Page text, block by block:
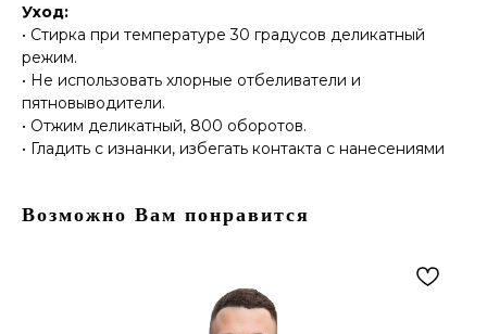
Уход:
• Стирка при температуре 30 градусов деликатный
режим.
• Не использовать хлорные отбеливатели и
пятновыводители.
• Отжим деликатный, 800 оборотов.
• Гладить с изнанки, избегать контакта с нанесениями
Возможно Вам понравится